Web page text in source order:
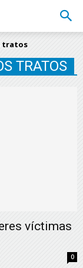
tratos
TRATOS
víctimas
0